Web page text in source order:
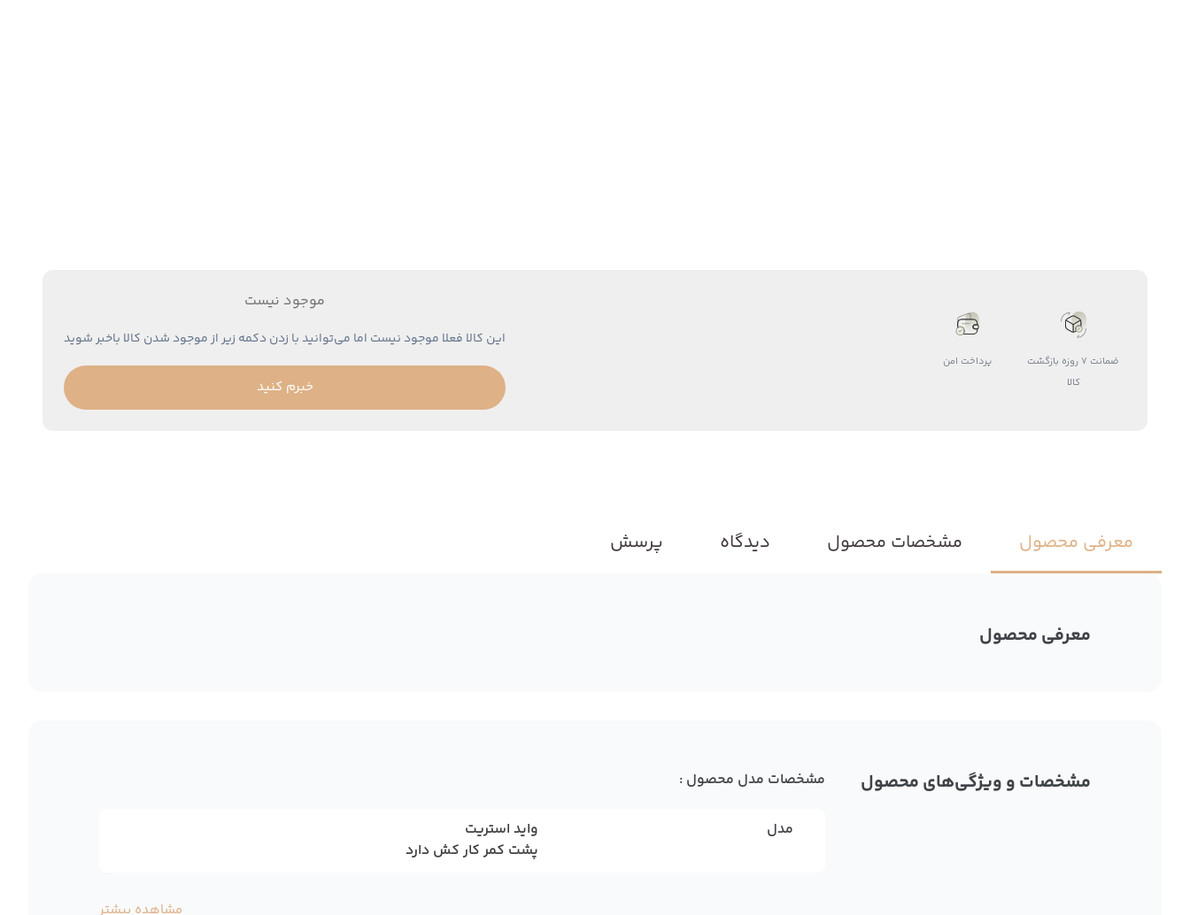
ضمانت 7 روزه بازگشت
کالا
پرداخت امن
موجود نیست
این کالا فعلا موجود نیست اما می‌توانید با زدن دکمه زیر از موجود شدن کالا باخبر شوید
خبرم کنید
معرفی محصول مشخصات محصول دیدگاه پرسش
معرفی محصول
مشخصات و ویژگی‌های محصول مشخصات مدل محصول :
مدل
واید استریت
پشت کمر کار کش دارد
مشاهده بیشتر